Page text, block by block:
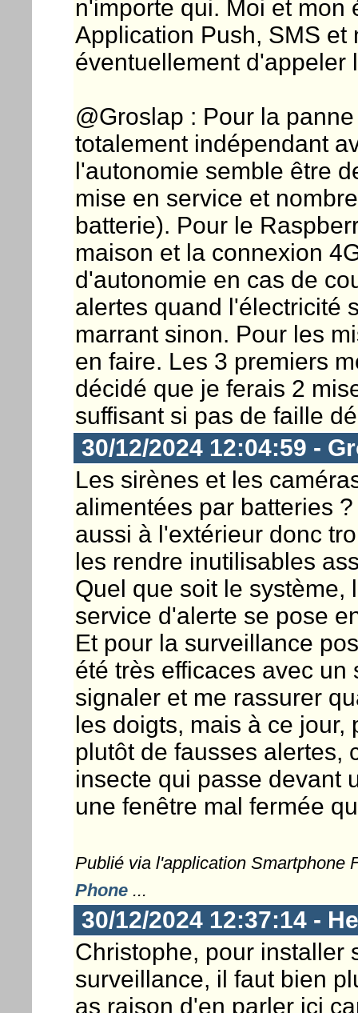
n'importe qui. Moi et mon
Application Push, SMS et
éventuellement d'appeler
@Groslap : Pour la
totalement indépendant
l'autonomie semble être
mise en service et
batterie). Pour le
maison et la connexion
d'autonomie en cas de
alertes quand l'électricité
marrant sinon. Pour les
en faire. Les 3 premiers
décidé que je ferais 2
suffisant si pas de faille
30/12/2024 12:04:59 -
Les sirènes et les
alimentées par batteries
aussi à l'extérieur donc
les rendre inutilisables
Quel que soit le système,
service d'alerte se pose
Et pour la surveillance
été très efficaces avec
signaler et me rassurer
les doigts, mais à ce
plutôt de fausses alertes,
insecte qui passe devant
une fenêtre mal fermée
Publié via l'application Smartphone
Phone...
30/12/2024 12:37:14 -
Christophe, pour installer
surveillance, il faut bien
as raison d'en parler ici